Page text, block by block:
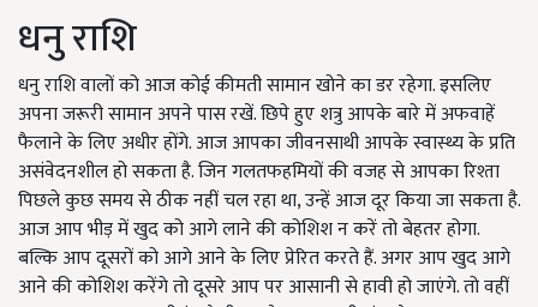
धनु राशि
धनु राशि वालों को आज कोई कीमती सामान खोने का डर रहेगा. इसलिए
अपना जरूरी सामान अपने पास रखें. छिपे हुए शत्रु आपके बारे में अफवाहें
फैलाने के लिए अधीर होंगे. आज आपका जीवनसाथी आपके स्वास्थ्य के प्रति
असंवेदनशील हो सकता है. जिन गलतफहमियों की वजह से आपका रिश्ता
पिछले कुछ समय से ठीक नहीं चल रहा था, उन्हें आज दूर किया जा सकता है.
आज आप भीड़ में खुद को आगे लाने की कोशिश न करें तो बेहतर होगा.
बल्कि आप दूसरों को आगे आने के लिए प्रेरित करते हैं. अगर आप खुद आगे
आने की कोशिश करेंगे तो दूसरे आप पर आसानी से हावी हो जाएंगे. तो वहीं